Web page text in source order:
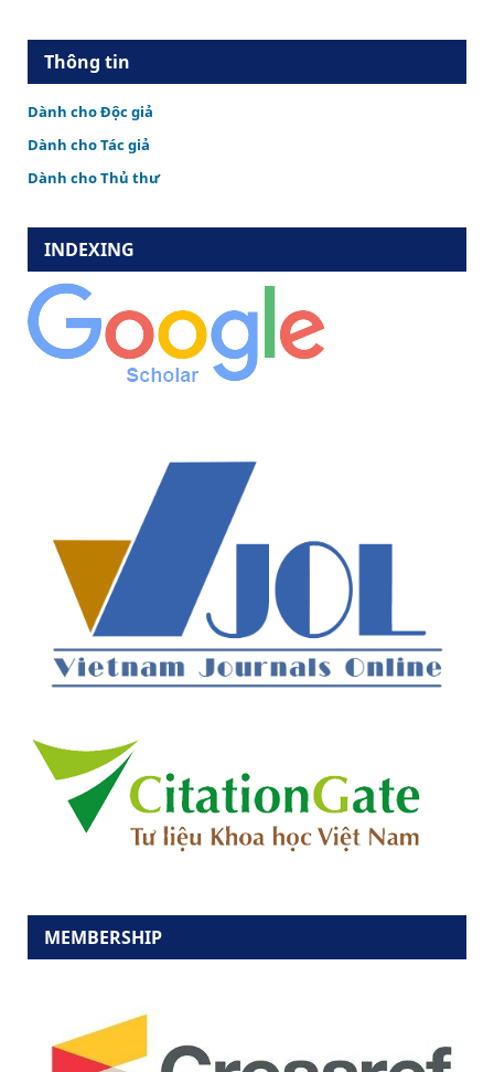
Thông tin
Dành cho Độc giả
Dành cho Tác giả
Dành cho Thủ thư
INDEXING
MEMBERSHIP